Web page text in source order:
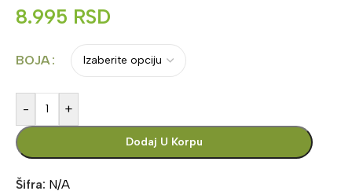
8.995 RSD
BOJA
- +
Dodaj U Korpu
Šifra: N/A